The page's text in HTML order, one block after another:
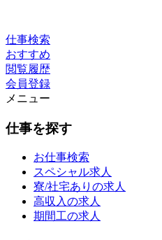
仕事検索
おすすめ
閲覧履歴
会員登録
メニュー
仕事を探す
お仕事検索
スペシャル求人
寮/社宅ありの求人
高収入の求人
期間工の求人